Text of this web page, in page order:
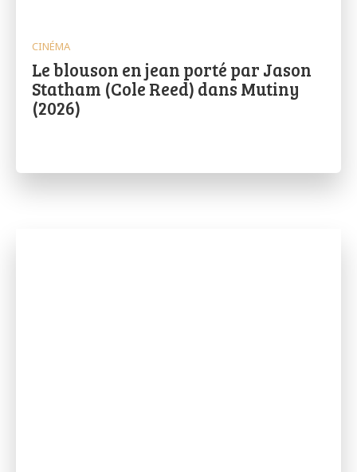
CINÉMA
Le blouson en jean porté par Jason
Statham (Cole Reed) dans Mutiny
(2026)